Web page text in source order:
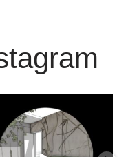
ora di andare a dormire..
Niente di meglio di